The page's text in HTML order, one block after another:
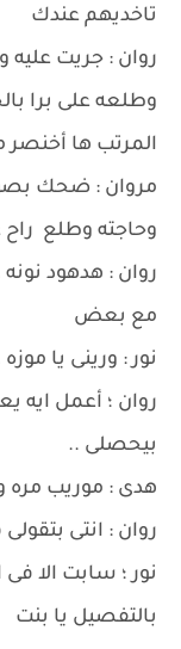
تاخديهم عندك
روان : جريت
وطلعه على برا
المرتب ها
مروان : ضحك
وحاجته وطلع
روان : هدهود
مع بعض
نور : ورينى يا
روان ؛ أعمل ايه
بيحصلى ..
هدى : موريب مره
روان : انتى
نور ؛ سابت الا فى
بالتفصيل يا بنت